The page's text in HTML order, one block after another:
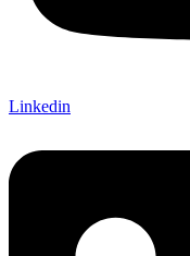
Linkedin